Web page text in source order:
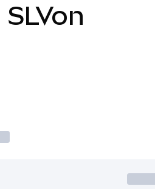
SLVon